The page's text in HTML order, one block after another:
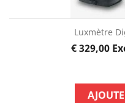
Luxmètre
€ 329,00